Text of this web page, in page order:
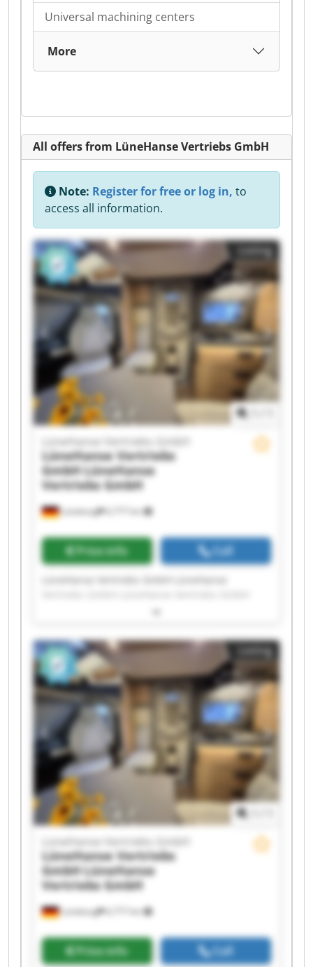
Universal machining centers
More
All offers from LüneHanse Vertriebs GmbH
Note: Register for free or log in, to
access all information.
Listing
Lüneburg 6,777 km
LüneHanse Vertriebs GmbH
LüneHanse Vertriebs
GmbH LüneHanse
Vertriebs GmbH
Price info Call
LüneHanse Vertriebs GmbH LüneHanse
LüneHanse Vertriebs GmbH LüneHanse
Vertriebs GmbH LüneHanse Vertriebs GmbH
LüneHanse Vertriebs GmbH LüneHanse
Vertriebs GmbH LüneHanse Vertriebs GmbH
LüneHanse Vertriebs GmbH LüneHanse
Vertriebs GmbH LüneHanse Vertriebs GmbH
LüneHanse Vertriebs GmbH LüneHanse
Vertriebs GmbH LüneHanse Vertriebs GmbH
LüneHanse Vertriebs GmbH LüneHanse
Vertriebs GmbH
Listing
Lüneburg 6,777 km
LüneHanse Vertriebs GmbH
LüneHanse Vertriebs
GmbH LüneHanse
Vertriebs GmbH
Price info Call